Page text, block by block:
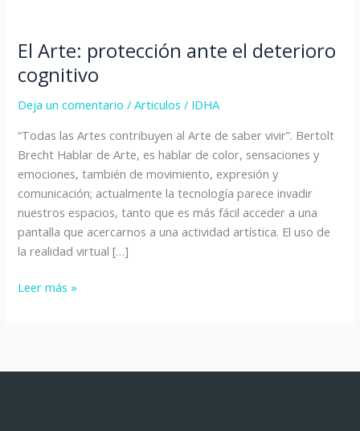
El Arte: protección ante el deterioro
cognitivo
Deja un comentario /Articulos / IDHA
“Todas las Artes contribuyen al Arte de saber vivir”. Bertolt
Brecht Hablar de Arte, es hablar de color, sensaciones y
emociones, también de movimiento, expresión y
comunicación; actualmente la tecnología parece invadir
nuestros espacios, tanto que es más fácil acceder a una
pantalla que acercarnos a una actividad artística. El uso de
la realidad virtual […]
protección
ante
deterioro
Leer más »